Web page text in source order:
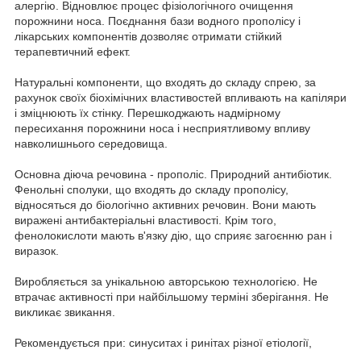
алергію. Відновлює процес фізіологічного очищення
порожнини носа. Поєднання бази водного прополісу і
лікарських компонентів дозволяє отримати стійкий
терапевтичний ефект.
Натуральні компоненти, що входять до складу спрею, за
рахунок своїх біохімічних властивостей впливають на капіляри
і зміцнюють їх стінку. Перешкоджають надмірному
пересихання порожнини носа і несприятливому впливу
навколишнього середовища.
Основна діюча речовина - прополіс. Природний антибіотик.
Фенольні сполуки, що входять до складу прополісу,
відносяться до біологічно активних речовин. Вони мають
виражені антибактеріальні властивості. Крім того,
фенолокислоти мають в'язку дію, що сприяє загоєнню ран і
виразок.
Виробляється за унікальною авторською технологією. Не
втрачає активності при найбільшому терміні зберігання. Не
викликає звикання.
Рекомендується при: синуситах і ринітах різної етіології,